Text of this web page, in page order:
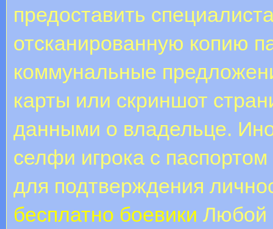
предоставить
отсканированную копию
коммунальные
карты или скриншот
данными о владельце.
селфи игрока с
для подтверждения
бесплатно боевики Любой